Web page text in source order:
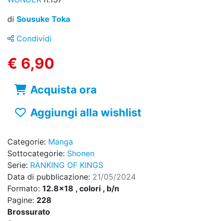
di Sousuke Toka
Condividi
€ 6,90
Acquista ora
Aggiungi alla wishlist
Categorie: Manga
Sottocategorie: Shonen
Serie: RANKING OF KINGS
Data di pubblicazione: 21/05/2024
Formato: 12.8x18 , colori , b/n
Pagine: 228
Brossurato